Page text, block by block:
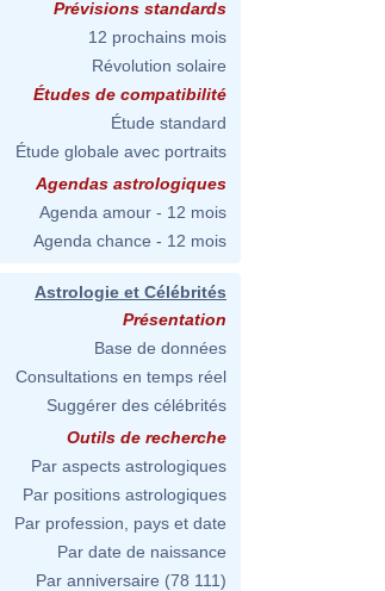
Prévisions standards
12 prochains mois
Révolution solaire
Études de compatibilité
Étude standard
Étude globale avec portraits
Agendas astrologiques
Agenda amour - 12 mois
Agenda chance - 12 mois
Astrologie et Célébrités
Présentation
Base de données
Consultations en temps réel
Suggérer des célébrités
Outils de recherche
Par aspects astrologiques
Par positions astrologiques
Par profession, pays et date
Par date de naissance
Par anniversaire (78 111)